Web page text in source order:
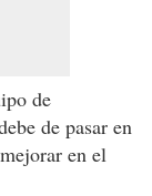
de
de pasar en
en el